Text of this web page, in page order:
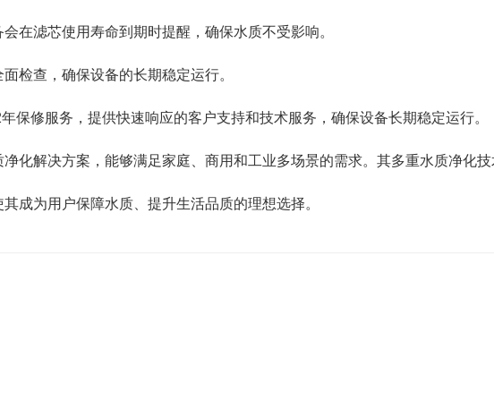
在滤芯使用寿命到期时提醒，确保水质不受影响。
检查，确保设备的长期稳定运行。
保修服务，提供快速响应的客户支持和技术服务，确保设备长期稳定运行。
化解决方案，能够满足家庭、商用和工业多场景的需求。其多重水质净化
成为用户保障水质、提升生活品质的理想选择。